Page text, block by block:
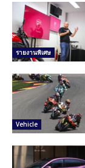
รายงานพิเศษ
Vehicle